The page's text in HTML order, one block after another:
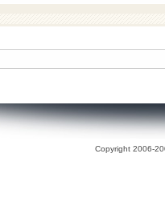
Copyright 2006-